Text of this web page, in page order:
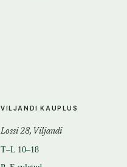
VILJANDI KAUPLUS
Lossi 28, Viljandi
T–L 10–18